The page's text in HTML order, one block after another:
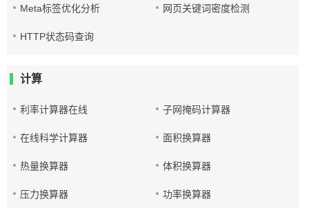
Meta标签优化分析 网页关键词密度检测
HTTP状态码查询
计算
利率计算器在线 子网掩码计算器
在线科学计算器 面积换算器
热量换算器 体积换算器
压力换算器 功率换算器